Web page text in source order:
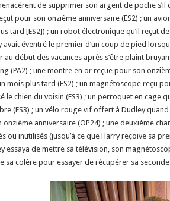
de supprimer son argent de poche
pour son onzième anniversaire (ES2) ; un
tard [ES2]) ; un robot électronique qu’il reçut
avait éventré le premier d’un coup de pied
au début des vacances après s’être plaint
(PA2) ; une montre en or reçue pour son
mois plus tard (ES2) ; un magnétoscope reçu
le chien du voisin (ES3) ; un perroquet en cage
(ES3) ; un vélo rouge vif offert à Dudley
anniversaire (OP24) ; une deuxième
ou inutilisés (jusqu’à ce que Harry reçoive sa
essaya de mettre sa télévision, son
sa colère pour essayer de récupérer sa seconde